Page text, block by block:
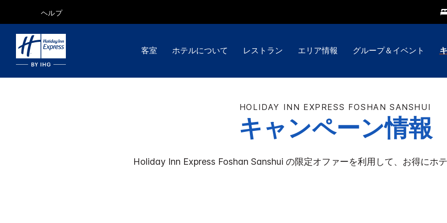
ヘルプ
客室 ホテルについて レストラン エリア情報 グループ＆イベント
HOLIDAY INN EXPRESS FOSHAN SANSHUI
キャンペーン情報
Holiday Inn Express Foshan Sanshui の限定オファーを利用して、お得にホ